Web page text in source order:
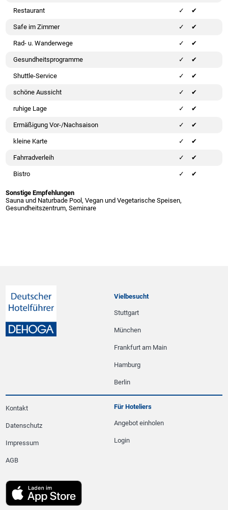
Restaurant ✔
Safe im Zimmer ✔
Rad- u. Wanderwege ✔
Gesundheitsprogramme ✔
Shuttle-Service ✔
schöne Aussicht ✔
ruhige Lage ✔
Ermäßigung Vor-/Nachsaison ✔
kleine Karte ✔
Fahrradverleih ✔
Bistro ✔
Sonstige Empfehlungen
Sauna und Naturbade Pool, Vegan und Vegetarische Speisen,
Gesundheitszentrum, Seminare
Vielbesucht
Stuttgart
München
Frankfurt am Main
Hamburg
Berlin
Kontakt
Datenschutz
Impressum
AGB
Für Hoteliers
Angebot einholen
Login